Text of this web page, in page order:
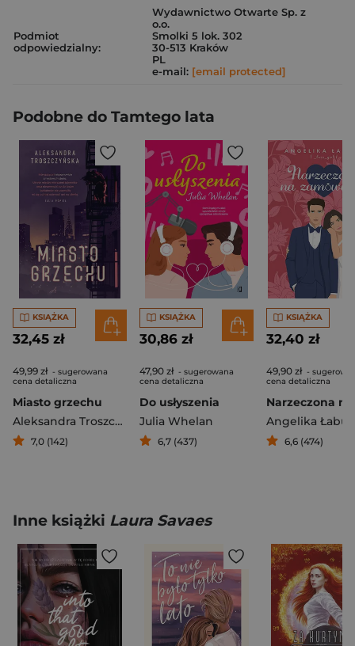
Podmiot
odpowiedzialny:
Wydawnictwo Otwarte Sp. z
o.o.
Smolki 5 lok. 302
30-513 Kraków
PL
e-mail: [email protected]
Podobne do Tamtego lata
KSIĄŻKA
32,45 zł
49,99 zł - sugerowana
cena detaliczna
Miasto grzechu
Aleksandra Troszczyńska
7,0 (142)
KSIĄŻKA
30,86 zł
47,90 zł - sugerowana
cena detaliczna
Do usłyszenia
Julia Whelan
6,7 (437)
KSIĄŻKA
32,40 zł
49,90 zł -
cena detaliczna
Angelika
6,6 (474)
Inne książki Laura Savaes